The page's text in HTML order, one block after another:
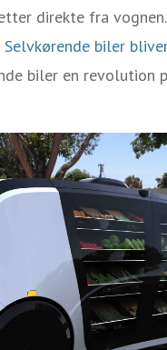
direkte fra vognen.
Selvkørende biler
biler en revolution